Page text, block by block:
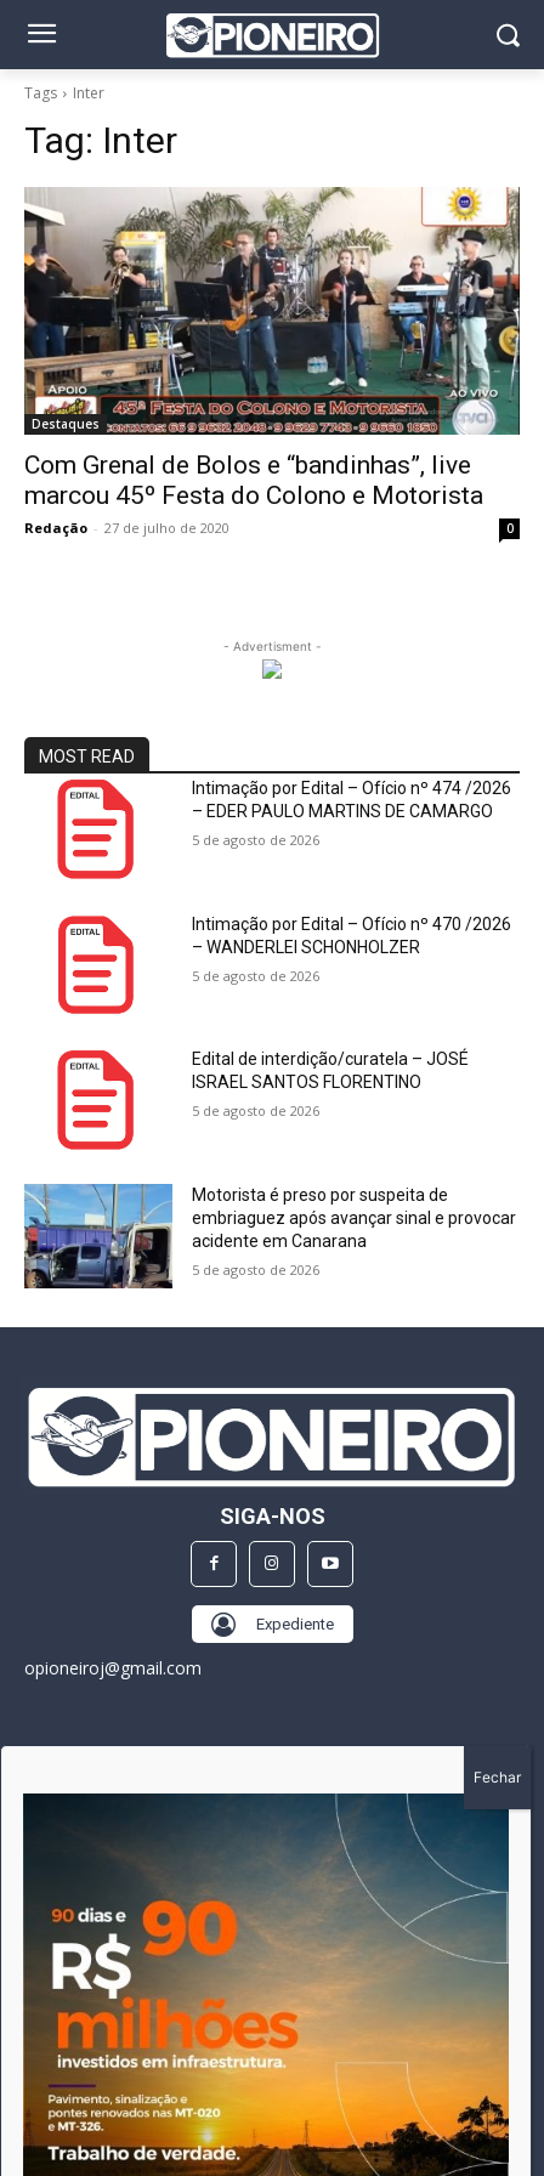
Tags Inter
Tag: Inter
Destaques
Com Grenal de Bolos e “bandinhas”, live
marcou 45º Festa do Colono e Motorista
Redação - 27 de julho de 2020 0
- Advertisment -
MOST READ
Intimação por Edital – Ofício nº 474 /2026
– EDER PAULO MARTINS DE CAMARGO
5 de agosto de 2026
Intimação por Edital – Ofício nº 470 /2026
– WANDERLEI SCHONHOLZER
5 de agosto de 2026
Edital de interdição/curatela – JOSÉ
ISRAEL SANTOS FLORENTINO
5 de agosto de 2026
Motorista é preso por suspeita de
embriaguez após avançar sinal e provocar
acidente em Canarana
5 de agosto de 2026
SIGA-NOS
Expediente
opioneiroj@gmail.com
A história do Pioneiro inicia em fevereiro de 2005 em
Canarana - MT, na época, como um jornal impresso semanal,
que chegou a possuir mil assinantes. Durante 15 anos, foram
publicadas 691 edições que narraram os acontecimentos
políticos, policiais e cotidianos de Canarana e região. Fiel a sua
origem, pautado sempre pela busca incessante da
imparcialidade, faz jus a sua logo, com o característico "avião
da praça" de Canarana, sendo o símbolo do
comprometimento deste veículo de comunicação com o
relato dos fatos neste município. Em 06 de dezembro de 2019
circulou a última edição impressa do jornal, que desde então
tem veiculação exclusivamente online.